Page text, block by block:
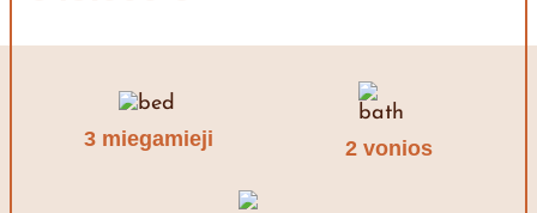
3 miegamieji 2 vonios